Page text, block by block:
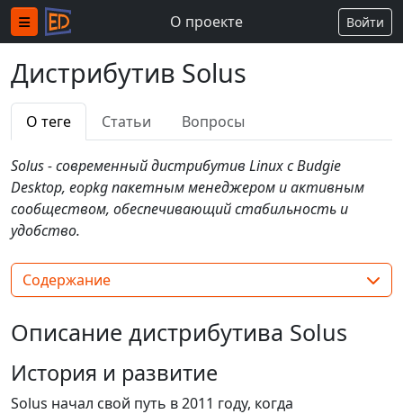
О проекте Войти
Дистрибутив Solus
О теге Статьи Вопросы
Solus - современный дистрибутив Linux с Budgie
Desktop, eopkg пакетным менеджером и активным
сообществом, обеспечивающий стабильность и
удобство.
Содержание
Описание дистрибутива Solus
История и развитие
Solus начал свой путь в 2011 году, когда